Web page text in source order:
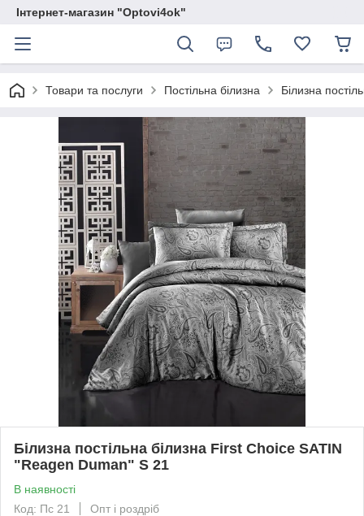
Інтернет-магазин "Optovi4ok"
Товари та послуги Постільна білизна Білизна
Білизна постільна білизна First Choice SATIN
"Reagen Duman" S 21
В наявності
Код: Пс 21
Опт і роздріб